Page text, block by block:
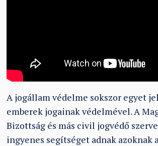
A jogállam védelme sokszor egyet
emberek jogainak védelmével. A
Bizottság és más civil jogvédő
ingyenes segítséget adnak azoknak